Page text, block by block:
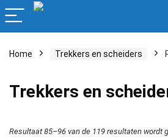
Home Trekkers en scheiders
Trekkers en
Resultaat 85–96 van de 119 resultaten wordt